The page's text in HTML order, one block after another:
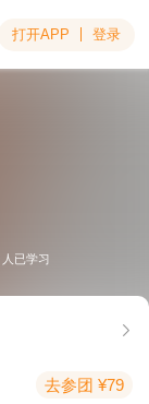
打开APP 登录
人已学习

去参团 ¥79